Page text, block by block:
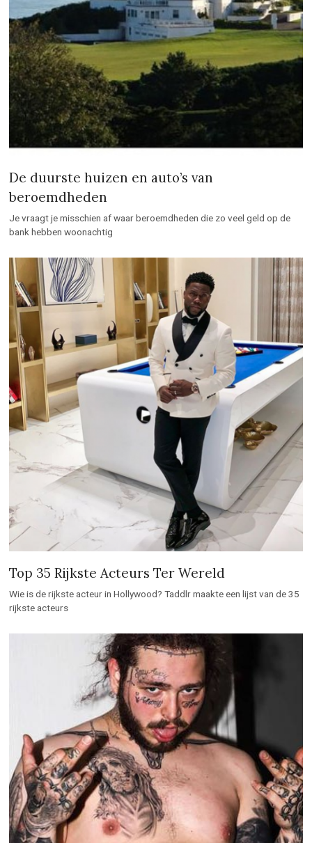
De duurste huizen en auto’s van
beroemdheden
Je vraagt je misschien af waar beroemdheden die zo veel geld op de
bank hebben woonachtig
Top 35 Rijkste Acteurs Ter Wereld
Wie is de rijkste acteur in Hollywood? Taddlr maakte een lijst van de 35
rijkste acteurs